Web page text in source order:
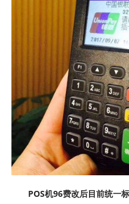
POS机96费改后目前统一